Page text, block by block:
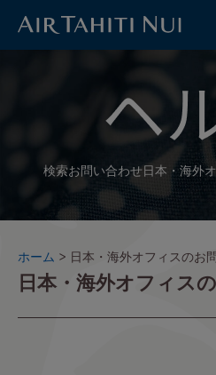
検索お問い合わせ 日本・海外
パ
ン
く
ホーム 日本・海外オフィスのお
日本・海外オフィス